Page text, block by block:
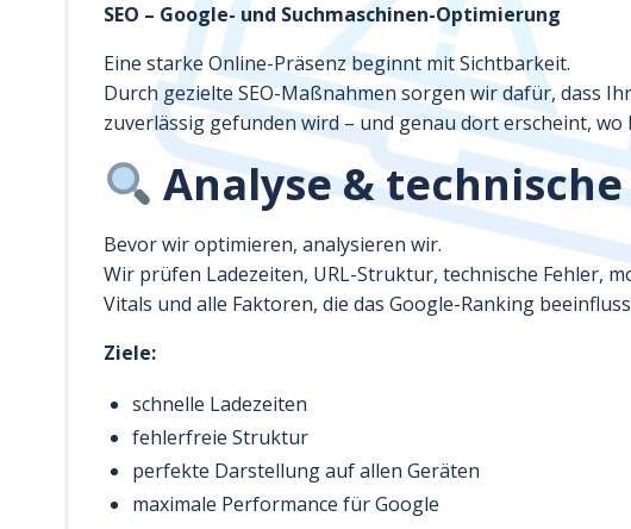
SEO – Google- und Suchmaschinen-Optimierung
Eine starke Online-Präsenz beginnt mit Sichtbarkeit.
Durch gezielte SEO-Maßnahmen sorgen wir dafür, dass
zuverlässig gefunden wird – und genau dort erscheint, wo
Analyse &
Bevor wir optimieren, analysieren wir.
Wir prüfen Ladezeiten, URL-Struktur, technische Fehler,
Vitals und alle Faktoren, die das Google-Ranking
Ziele:
schnelle Ladezeiten
fehlerfreie Struktur
perfekte Darstellung auf allen Geräten
maximale Performance für Google